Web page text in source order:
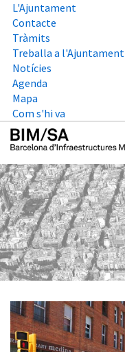
L'Ajuntament
Contacte
Tràmits
Treballa a l'Ajuntament
Notícies
Agenda
Mapa
Com s'hi va